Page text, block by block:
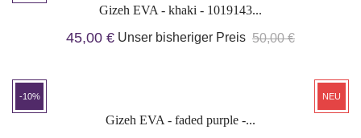
Gizeh EVA - khaki - 1019143...
45,00 € Unser bisheriger Preis 50,00 €
-10% NEU
Gizeh EVA - faded purple -...